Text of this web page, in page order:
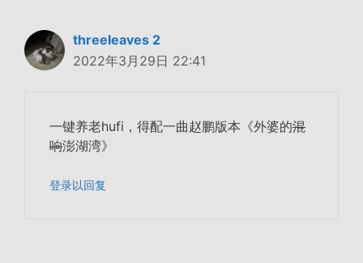
threeleaves 2
2022年3月29日 22:41
一键养老hufi，得配一曲赵鹏版本《外婆的混
响澎湖湾》
登录以回复